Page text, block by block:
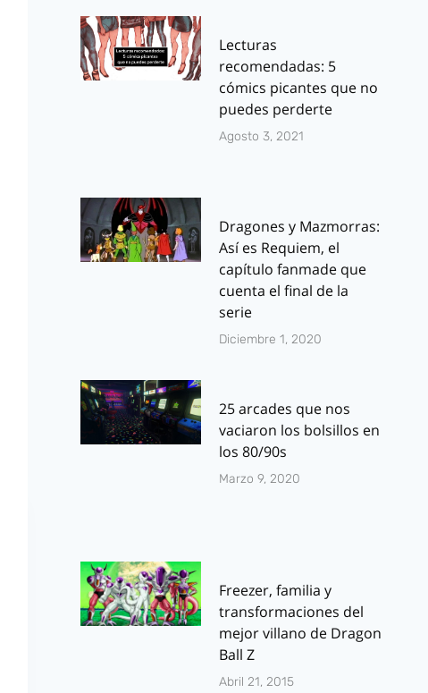
Lecturas
recomendadas: 5
cómics picantes que no
puedes perderte
Agosto 3, 2021
Dragones y Mazmorras:
Así es Requiem, el
capítulo fanmade que
cuenta el final de la
serie
Diciembre 1, 2020
25 arcades que nos
vaciaron los bolsillos en
los 80/90s
Marzo 9, 2020
Freezer, familia y
transformaciones del
mejor villano de Dragon
Ball Z
Abril 21, 2015